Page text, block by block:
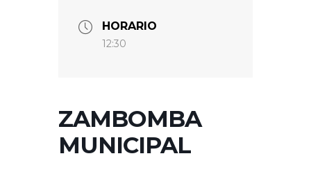
HORARIO
12:30
ZAMBOMBA
MUNICIPAL